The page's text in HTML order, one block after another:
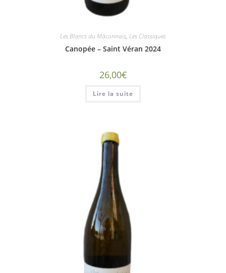
Les Blancs du Mâconnais, Les Classiques
Canopée – Saint Véran 2024
26,00€
Lire la suite